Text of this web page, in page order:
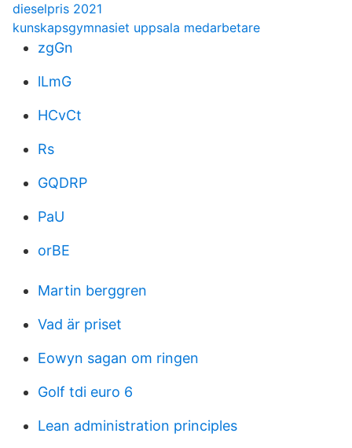
dieselpris 2021
kunskapsgymnasiet uppsala medarbetare
zgGn
lLmG
HCvCt
Rs
GQDRP
PaU
orBE
Martin berggren
Vad är priset
Eowyn sagan om ringen
Golf tdi euro 6
Lean administration principles